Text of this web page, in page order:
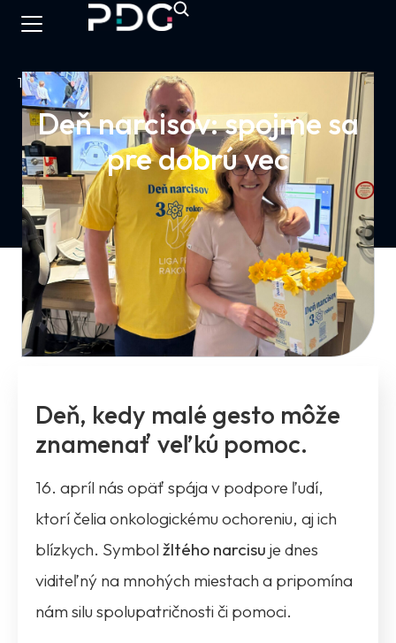
16.04.2026
Deň narcisov: spojme sa
pre dobrú vec
Deň, kedy malé gesto môže
znamenať veľkú pomoc.
16. apríl nás opäť spája v podpore ľudí,
ktorí čelia onkologickému ochoreniu, aj ich
blízkych. Symbol žltého narcisu je dnes
viditeľný na mnohých miestach a pripomína
nám silu spolupatričnosti či pomoci.